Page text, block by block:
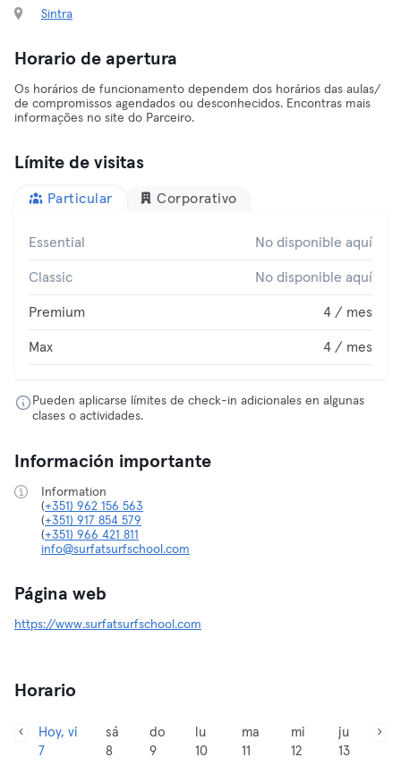
Sintra
Horario de apertura
Os horários de funcionamento dependem dos horários das aulas/
de compromissos agendados ou desconhecidos. Encontras mais
informações no site do Parceiro.
Límite de visitas
Particular Corporativo
Essential No disponible aquí
Classic No disponible aquí
Premium 4 / mes
Max 4 / mes
Pueden aplicarse límites de check-in adicionales en algunas
clases o actividades.
Información importante
Information
(+351) 962 156 563
(+351) 917 854 579
(+351) 966 421 811
info@surfatsurfschool.com
Página web
https://www.surfatsurfschool.com
Horario
Hoy, vi
7
sá
8
do
9
lu
10
ma
11
mi
12
ju
13